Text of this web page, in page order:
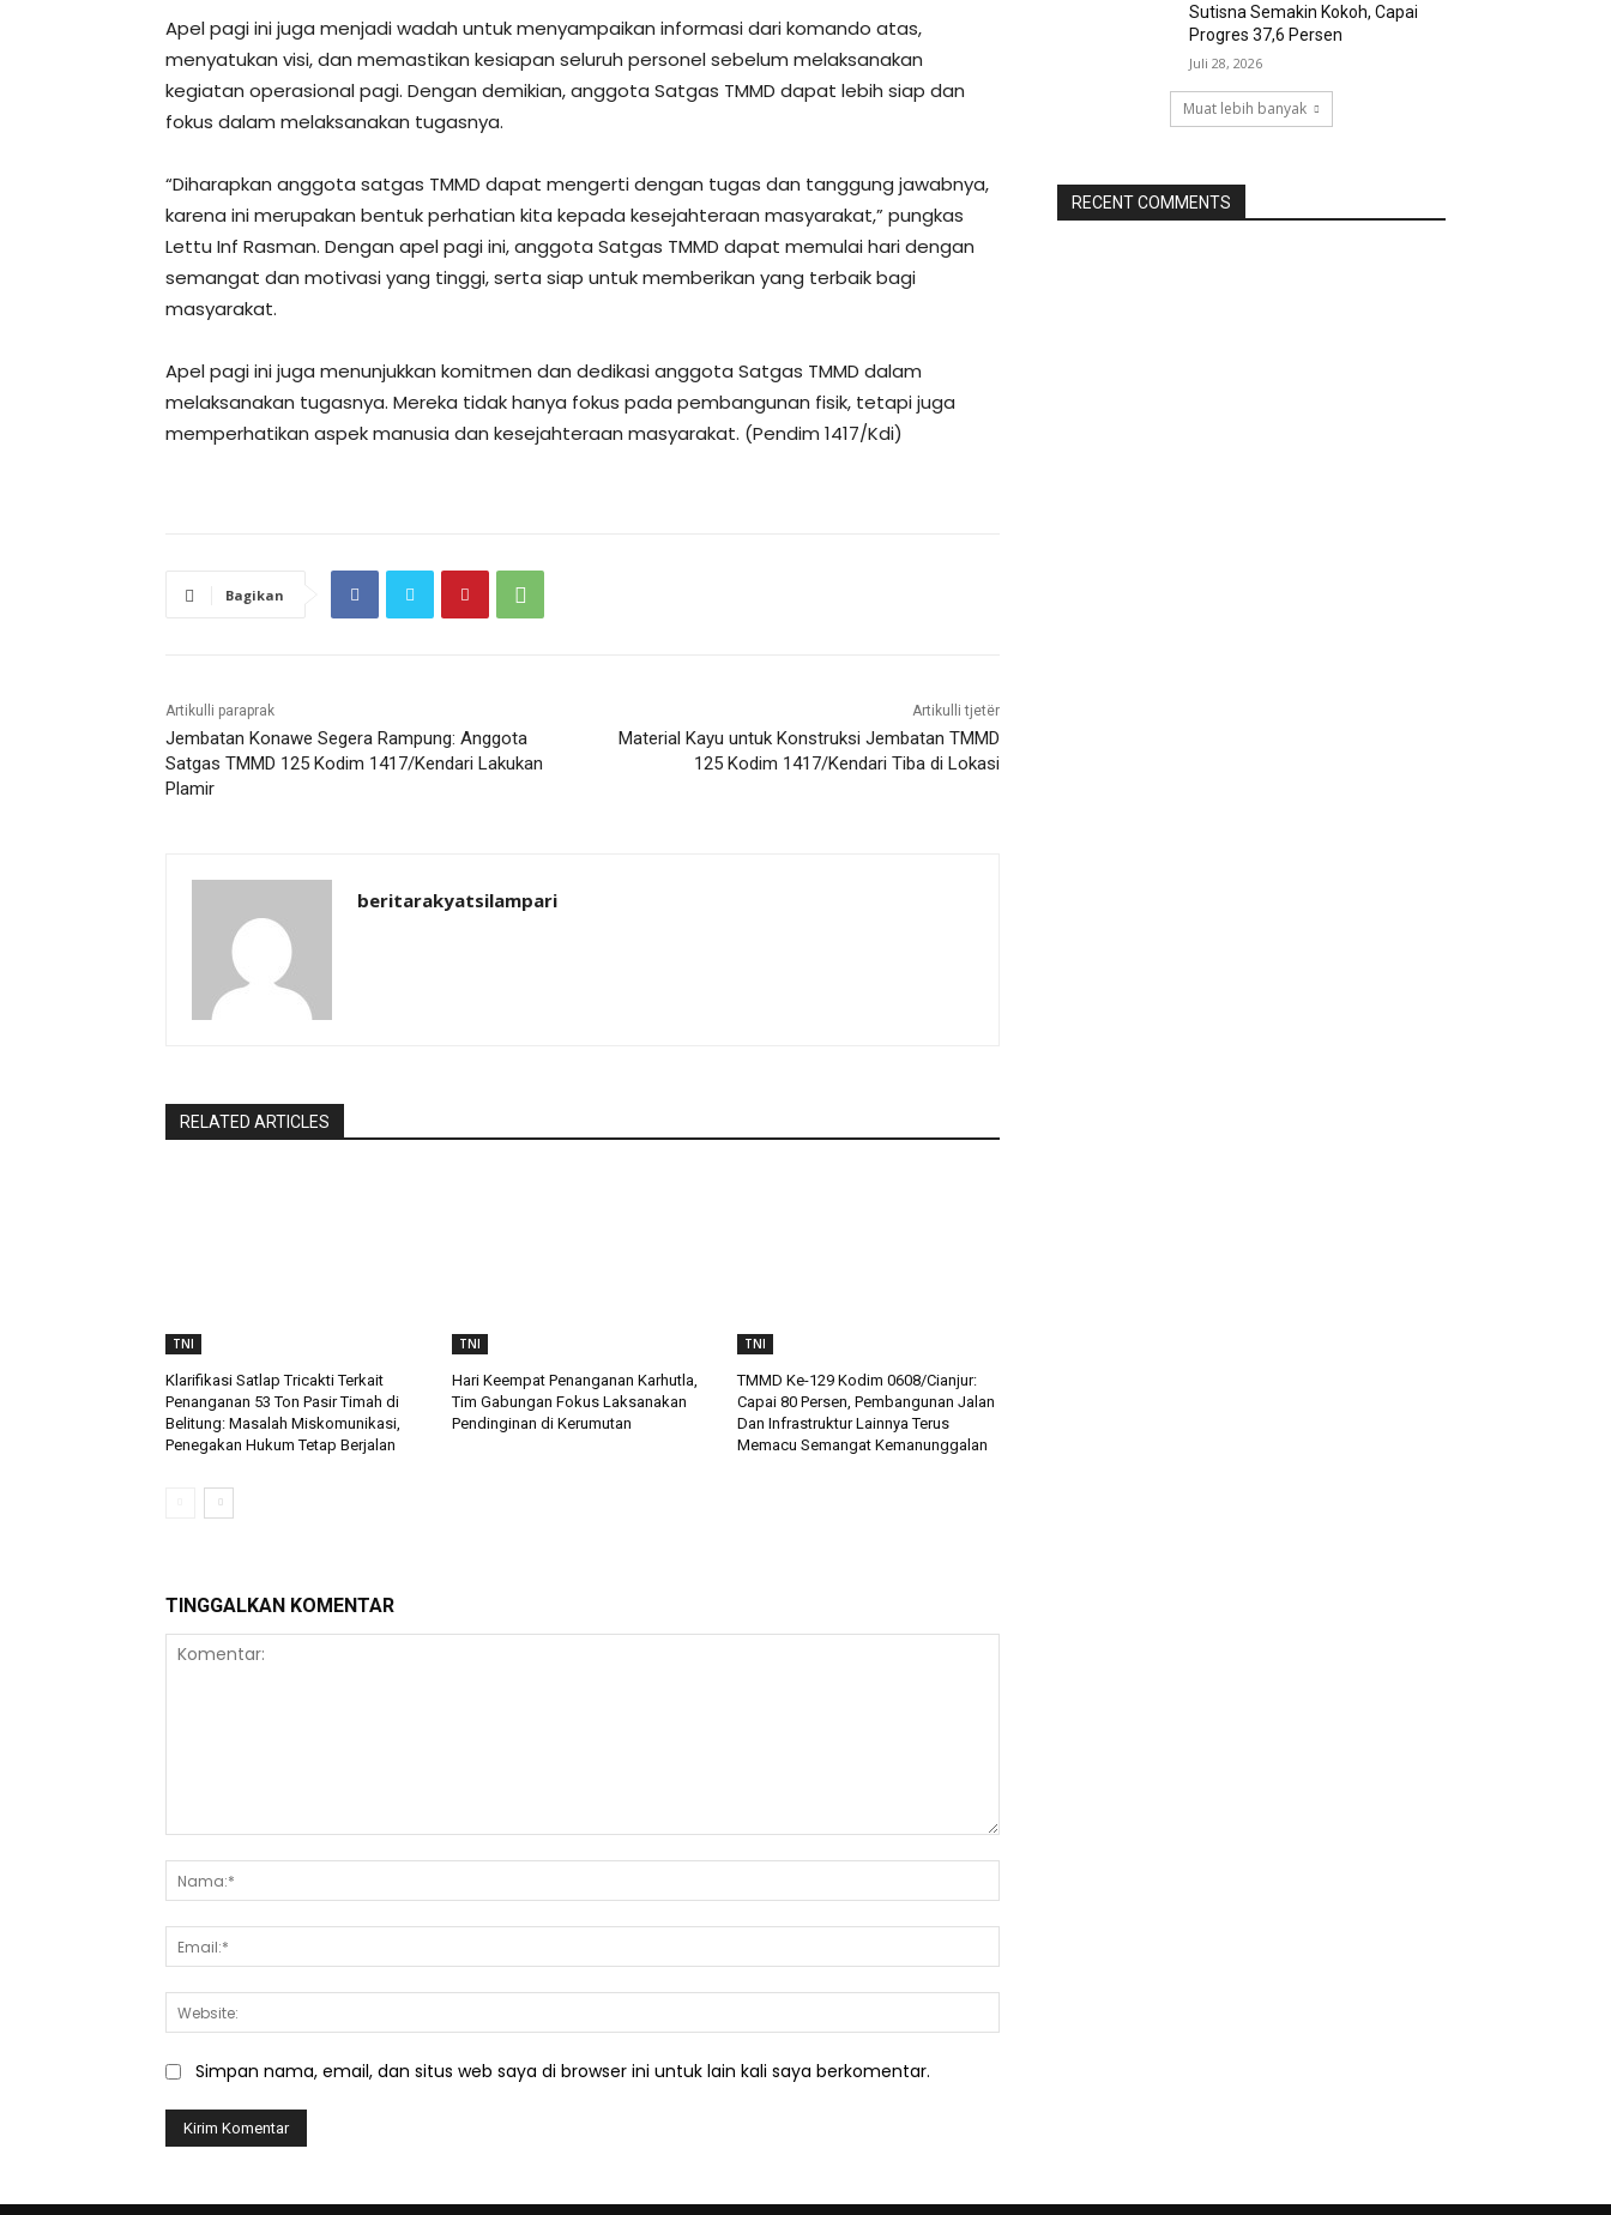
Apel pagi ini juga menjadi wadah untuk menyampaikan informasi dari komando atas,
menyatukan visi, dan memastikan kesiapan seluruh personel sebelum melaksanakan
kegiatan operasional pagi. Dengan demikian, anggota Satgas TMMD dapat lebih siap dan
fokus dalam melaksanakan tugasnya.
“Diharapkan anggota satgas TMMD dapat mengerti dengan tugas dan tanggung jawabnya,
karena ini merupakan bentuk perhatian kita kepada kesejahteraan masyarakat,” pungkas
Lettu Inf Rasman. Dengan apel pagi ini, anggota Satgas TMMD dapat memulai hari dengan
semangat dan motivasi yang tinggi, serta siap untuk memberikan yang terbaik bagi
masyarakat.
Apel pagi ini juga menunjukkan komitmen dan dedikasi anggota Satgas TMMD dalam
melaksanakan tugasnya. Mereka tidak hanya fokus pada pembangunan fisik, tetapi juga
memperhatikan aspek manusia dan kesejahteraan masyarakat. (Pendim 1417/Kdi)
Bagikan
Artikulli paraprak
Jembatan Konawe Segera Rampung: Anggota
Satgas TMMD 125 Kodim 1417/Kendari Lakukan
Plamir
Artikulli tjetër
Material Kayu untuk Konstruksi Jembatan TMMD
125 Kodim 1417/Kendari Tiba di Lokasi
beritarakyatsilampari
RELATED ARTICLES
TNI
Klarifikasi Satlap Tricakti Terkait
Penanganan 53 Ton Pasir Timah di
Belitung: Masalah Miskomunikasi,
Penegakan Hukum Tetap Berjalan
TNI
Hari Keempat Penanganan Karhutla,
Tim Gabungan Fokus Laksanakan
Pendinginan di Kerumutan
TNI
TMMD Ke-129 Kodim 0608/Cianjur:
Capai 80 Persen, Pembangunan Jalan
Dan Infrastruktur Lainnya Terus
Memacu Semangat Kemanunggalan
TINGGALKAN KOMENTAR
Simpan nama, email, dan situs web saya di browser ini untuk lain kali saya berkomentar.
Sutisna Semakin Kokoh, Capai
Progres 37,6 Persen
Juli 28, 2026
Muat lebih banyak
RECENT COMMENTS